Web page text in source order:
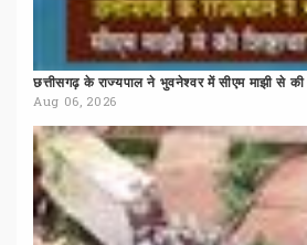
छत्तीसगढ़ के राज्यपाल ने भुवनेश्वर में सीएम माझी से की
Aug 06, 2026